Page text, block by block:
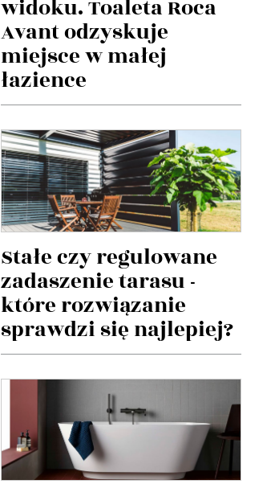
widoku. Toaleta Roca
Avant odzyskuje
miejsce w małej
łazience
Stałe czy regulowane
zadaszenie tarasu -
które rozwiązanie
sprawdzi się najlepiej?